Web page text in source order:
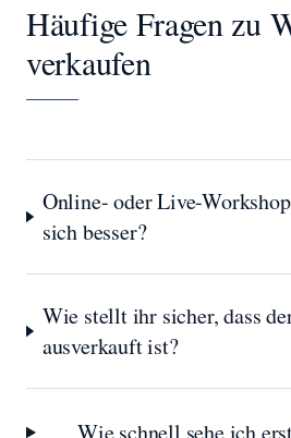
Häufige Fragen zu
verkaufen
Online- oder Live-
sich besser?
Wie stellt ihr sicher, dass
ausverkauft ist?
Wie schnell sehe ich